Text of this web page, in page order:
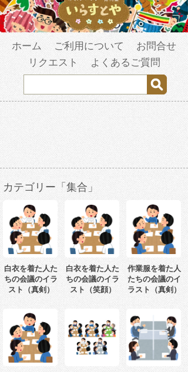
ホーム ご利用について
お問合せ
リクエスト
よくあるご質問
カテゴリー「集合」
白衣を着た人た
ちの会議のイラ
スト（真剣）
白衣を着た人た
ちの会議のイラ
スト（笑顔）
作業服を着た人
たちの会議のイ
ラスト（真剣）